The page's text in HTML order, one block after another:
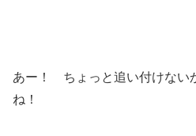
あー！ ちょっと追い付けない
ね！